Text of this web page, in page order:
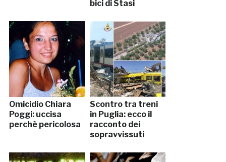
bici di Stasi
Omicidio Chiara
Poggi: uccisa
perchè pericolosa
Scontro tra treni
in Puglia: ecco il
racconto dei
sopravvissuti